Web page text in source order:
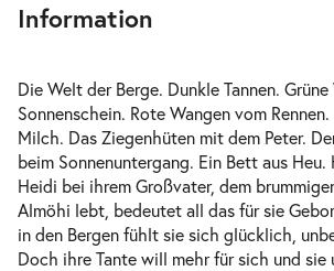
Heidi-
Mi.
12.05.2027
Mi. 12.05.2027
10:30–11:30 Uhr
Information
Die Welt der Berge. Dunkle Tannen.
Sonnenschein. Rote Wangen vom
Milch. Das Ziegenhüten mit dem Peter.
beim Sonnenuntergang. Ein Bett aus
Heidi bei ihrem Großvater, dem
Almöhi lebt, bedeutet all das für sie
in den Bergen fühlt sie sich glücklich,
Doch ihre Tante will mehr für sich und sie